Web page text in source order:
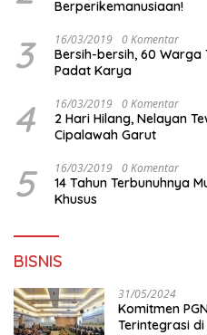
Berperikemanusiaan!
3 16/03/2019 0 Komentar
Bersih-bersih, 60
Padat Karya
4 16/03/2019 0 Komentar
2 Hari Hilang, Nelayan
Cipalawah Garut
5 16/03/2019 0 Komentar
14 Tahun Terbunuhnya
Khusus
BISNIS
31/05/2024
Komitmen
Terintegrasi